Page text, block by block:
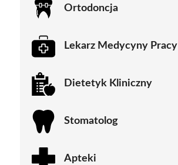
Ortodoncja
Lekarz Medycyny Pracy
Dietetyk Kliniczny
Stomatolog
Apteki